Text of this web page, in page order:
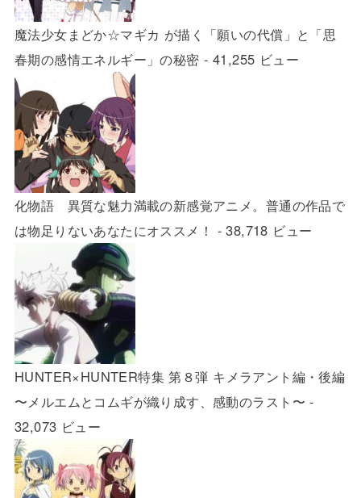
魔法少女まどか☆マギカ が描く「願いの代償」と「思
春期の感情エネルギー」の秘密 - 41,255 ビュー
化物語 異質な魅力満載の新感覚アニメ。普通の作品で
は物足りないあなたにオススメ！ - 38,718 ビュー
HUNTER×HUNTER特集 第８弾 キメラアント編・後編
〜メルエムとコムギが織り成す、感動のラスト〜 -
32,073 ビュー